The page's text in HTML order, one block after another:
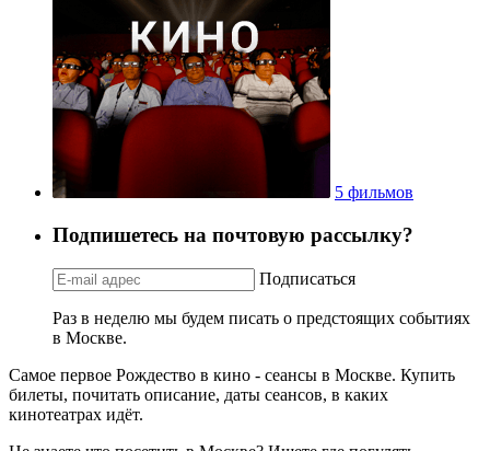
5 фильмов
Подпишетесь на почтовую рассылку?
Подписаться
Раз в неделю мы будем писать о предстоящих событиях
в Москве.
Самое первое Рождество в кино - сеансы в Москве. Купить
билеты, почитать описание, даты сеансов, в каких
кинотеатрах идёт.